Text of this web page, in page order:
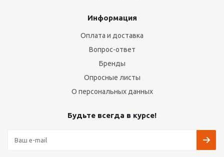
Информация
Оплата и доставка
Вопрос-ответ
Бренды
Опросные листы
О персональных данных
Будьте всегда в курсе!